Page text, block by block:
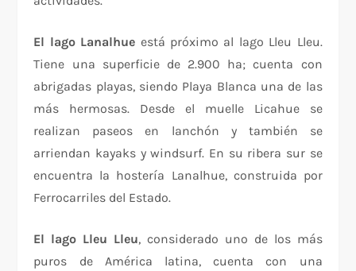
El lago Lanalhue está próximo al lago Lleu Lleu.
Tiene una superficie de 2.900 ha; cuenta con
abrigadas playas, siendo Playa Blanca una de las
más hermosas. Desde el muelle Licahue se
realizan paseos en lanchón y también se
arriendan kayaks y windsurf. En su ribera sur se
encuentra la hostería Lanalhue, construida por
Ferrocarriles del Estado.
El lago Lleu Lleu, considerado uno de los más
puros de América latina, cuenta con una